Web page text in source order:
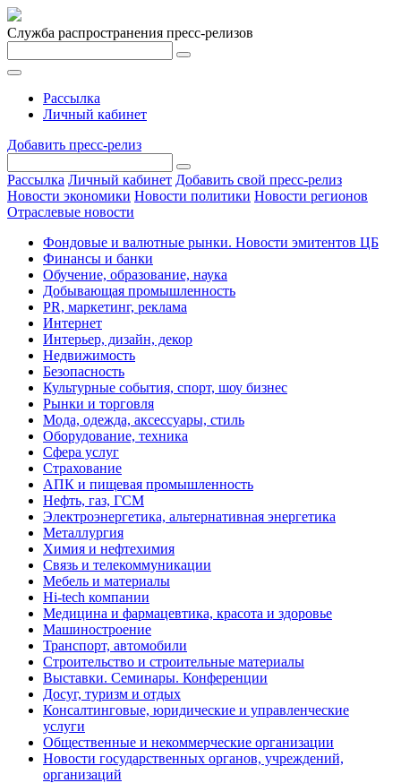
Служба распространения пресс-релизов
Рассылка
Личный кабинет
Добавить пресс-релиз
Рассылка Личный кабинет Добавить свой пресс-релиз
Новости экономики Новости политики Новости регионов
Отраслевые новости
Фондовые и валютные рынки. Новости эмитентов ЦБ
Финансы и банки
Обучение, образование, наука
Добывающая промышленность
PR, маркетинг, реклама
Интернет
Интерьер, дизайн, декор
Недвижимость
Безопасность
Культурные события, спорт, шоу бизнес
Рынки и торговля
Мода, одежда, аксессуары, стиль
Оборудование, техника
Сфера услуг
Страхование
АПК и пищевая промышленность
Нефть, газ, ГСМ
Электроэнергетика, альтернативная энергетика
Металлургия
Химия и нефтехимия
Связь и телекоммуникации
Мебель и материалы
Hi-tech компании
Медицина и фармацевтика, красота и здоровье
Машиностроение
Транспорт, автомобили
Строительство и строительные материалы
Выставки. Семинары. Конференции
Досуг, туризм и отдых
Консалтинговые, юридические и управленческие
услуги
Общественные и некоммерческие организации
Новости государственных органов, учреждений,
организаций